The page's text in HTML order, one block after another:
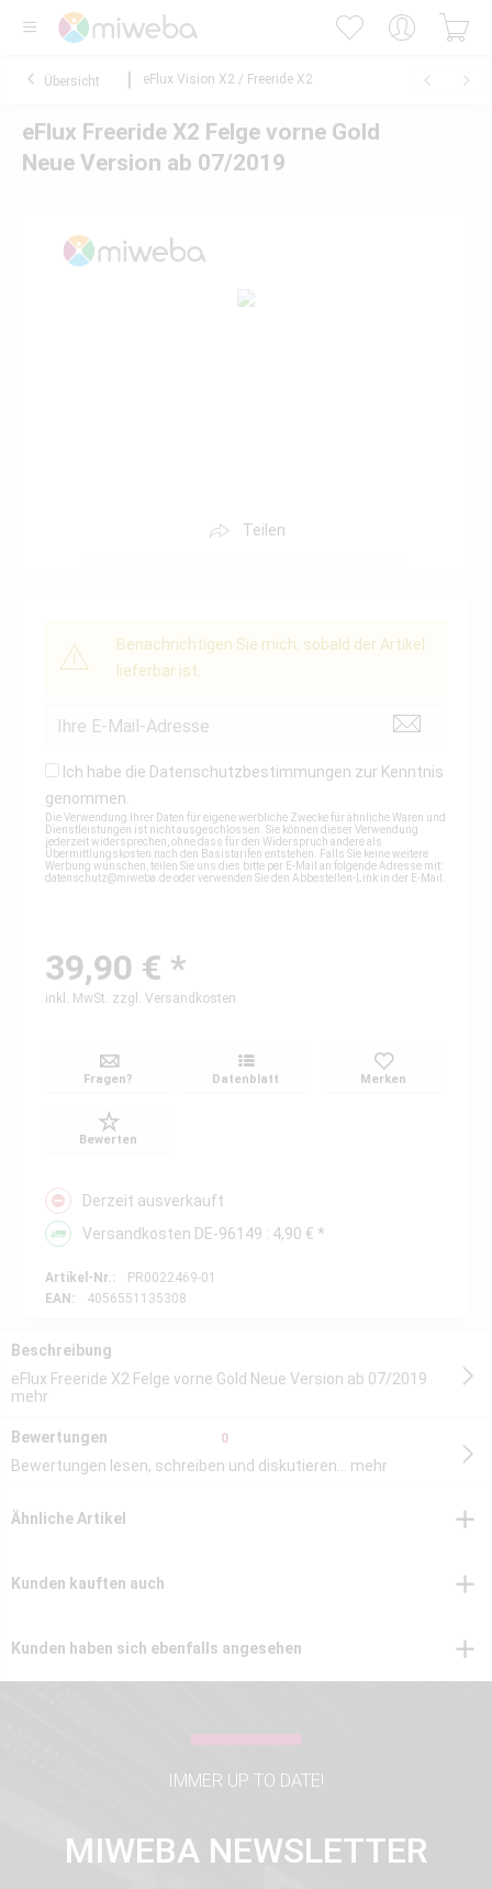
Übersicht eFlux Vision X2 / Freeride X2
eFlux Freeride X2 Felge vorne Gold
Neue Version ab 07/2019
Teilen
Benachrichtigen Sie mich, sobald der Artikel
lieferbar ist.
Ich habe die Datenschutzbestimmungen zur Kenntnis
genommen.
Die Verwendung Ihrer Daten für eigene werbliche Zwecke für ähnliche Waren und
Dienstleistungen ist nicht ausgeschlossen. Sie können dieser Verwendung
jederzeit widersprechen, ohne dass für den Widerspruch andere als
Übermittlungskosten nach den Basistarifen entstehen. Falls Sie keine weitere
Werbung wünschen, teilen Sie uns dies bitte per E-Mail an folgende Adresse mit:
datenschutz@miweba.deoder verwenden Sie den Abbestellen-Link in der E-Mail.
39,90 € *
inkl. MwSt. zzgl. Versandkosten
Fragen? Datenblatt Merken
Bewerten
Derzeit ausverkauft
Versandkosten DE-96149 : 4,90 € *
Artikel-Nr.:
PR0022469-01
EAN:
4056551135308
Beschreibung
eFlux Freeride X2 Felge vorne Gold Neue Version ab 07/2019
mehr
Bewertungen 0
Bewertungen lesen, schreiben und diskutieren... mehr
Ähnliche Artikel
Kunden kauften auch
Kunden haben sich ebenfalls angesehen
IMMER UP TO DATE!
MIWEBA NEWSLETTER